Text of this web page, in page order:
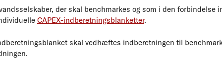
der skal benchmarkes og som i den forbindelse
CAPEX-indberetningsblanketter.
skal vedhæftes indberetningen til